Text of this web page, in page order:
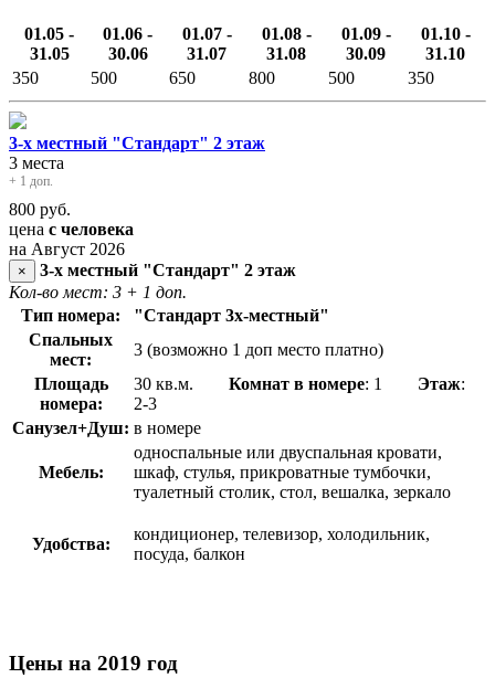
01.05 -
31.05
01.06 -
30.06
01.07 -
31.07
01.08 -
31.08
01.09 -
30.09
01.10 -
31.10
350
500 650 800 500 350
3-х местный "Стандарт" 2 этаж
3 места
+ 1 доп.
800 руб.
цена с человека
на Август 2026
×
3-х местный "Стандарт" 2 этаж
Кол-во мест: 3 + 1 доп.
Тип номера:
"Стандарт 3х-местный"
Спальных
мест:
3 (возможно 1 доп место платно)
Площадь
номера:
30 кв.м. Комнат в номере: 1 Этаж:
2-3
Санузел+Душ: в номере
Мебель:
односпальные или двуспальная кровати,
шкаф, стулья, прикроватные тумбочки,
туалетный столик, стол, вешалка, зеркало
Удобства:
кондиционер, телевизор, холодильник,
посуда, балкон
Цены на 2019 год